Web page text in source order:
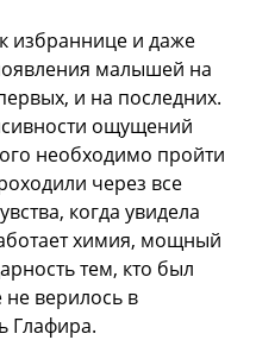
избраннице и даже
малышей на
и на последних.
ощущений
необходимо пройти
через все
когда увидела
химия, мощный
тем, кто был
верилось в
Глафира.